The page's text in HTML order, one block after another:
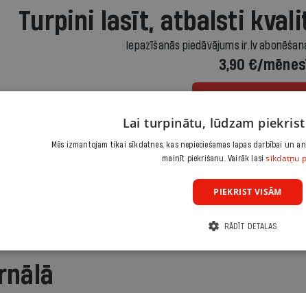
Turpini lasīt, atbalsti
Iepazīšanās piedāvājums ir.lv
3,90 €/
Citas abonēšanas iespējas
Lai turpinātu, lūdzam
Mēs izmantojam tikai sīkdatnes, kas nepieciešamas lapas darbībai un
mainīt piekrišanu. Vairāk lasisīkdatņu
PIEKRIST VISĀM
RĀDĪT DETAĻAS